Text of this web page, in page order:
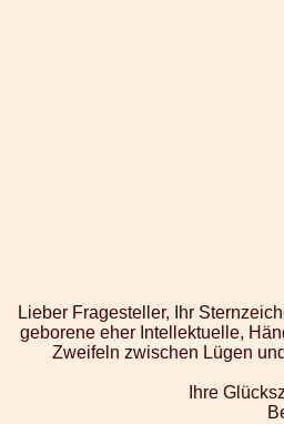
Lieber Fragesteller, Ihr
geborene eher Intellektuelle,
Zweifeln zwischen Lügen
Ihre